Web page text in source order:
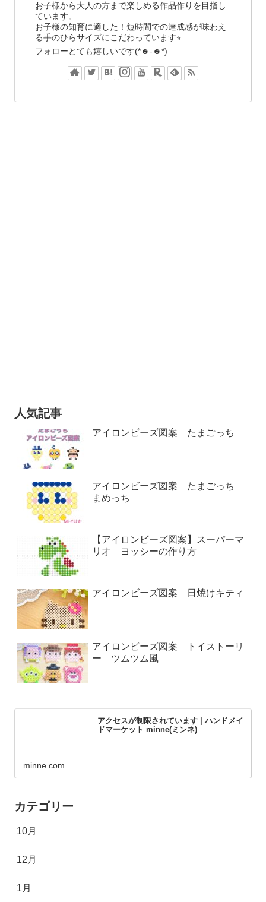
お子様から大人の方まで楽しめる作品作りを目指し
ています。
お子様の知育に適した！短時間での達成感が味わえ
る手のひらサイズにこだわっています⭐︎
フォローとても嬉しいです(*☻-☻*)
人気記事
アイロンビーズ図案 たまごっち
アイロンビーズ図案 たまごっち
まめっち
【アイロンビーズ図案】スーパーマ
リオ ヨッシーの作り方
アイロンビーズ図案 日焼けキティ
アイロンビーズ図案 トイストーリ
ー ツムツム風
アクセスが制限されています | ハンドメイ
ドマーケット minne(ミンネ)
minne.com
カテゴリー
10月
12月
1月